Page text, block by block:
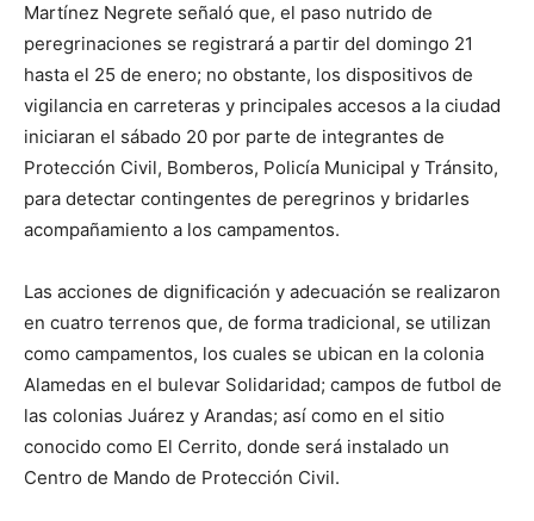
Martínez Negrete señaló que, el paso nutrido de
peregrinaciones se registrará a partir del domingo 21
hasta el 25 de enero; no obstante, los dispositivos de
vigilancia en carreteras y principales accesos a la ciudad
iniciaran el sábado 20 por parte de integrantes de
Protección Civil, Bomberos, Policía Municipal y Tránsito,
para detectar contingentes de peregrinos y bridarles
acompañamiento a los campamentos.
Las acciones de dignificación y adecuación se realizaron
en cuatro terrenos que, de forma tradicional, se utilizan
como campamentos, los cuales se ubican en la colonia
Alamedas en el bulevar Solidaridad; campos de futbol de
las colonias Juárez y Arandas; así como en el sitio
conocido como El Cerrito, donde será instalado un
Centro de Mando de Protección Civil.